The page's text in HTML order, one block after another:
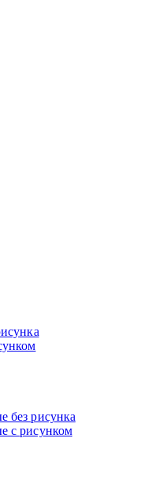
без рисунка
с рисунком